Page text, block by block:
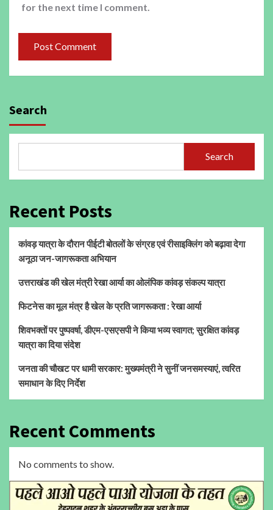
for the next time I comment.
Search
Search
Recent Posts
कांवड़ यात्रा के दौरान पीईटी बोतलों के संग्रह एवं रीसाइक्लिंग को बढ़ावा देगा
अनूठा जन-जागरूकता अभियान
उत्तराखंड की खेल मंत्री रेखा आर्या का ओलंपिक कांवड़ संकल्प यात्रा
फिटनेस का मूल मंत्र है खेल के प्रति जागरूकता : रेखा आर्या
शिवभक्तों पर पुष्पवर्षा, डीएम-एसएसपी ने किया भव्य स्वागत; सुरक्षित कांवड़
यात्रा का दिया संदेश
जनता की चौखट पर धामी सरकार: मुख्यमंत्री ने सुनीं जनसमस्याएं, त्वरित
समाधान के दिए निर्देश
Recent Comments
No comments to show.